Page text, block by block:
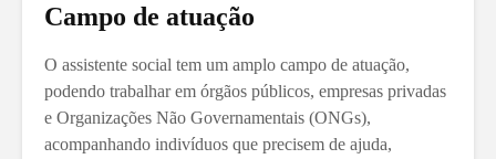
Campo de atuação
O assistente social tem um amplo campo de atuação,
podendo trabalhar em órgãos públicos, empresas privadas
e Organizações Não Governamentais (ONGs),
acompanhando indivíduos que precisem de ajuda,